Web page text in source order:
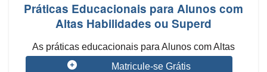
Práticas Educacionais para Alunos com
Altas Habilidades ou Superd
As práticas educacionais para Alunos com Altas
Habilidades ou Superdotação de...
Matricule-se Grátis